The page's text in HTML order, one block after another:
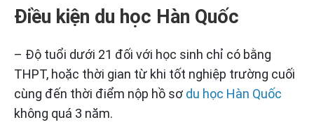
Điều kiện du học Hàn Quốc
– Độ tuổi dưới 21 đối với học sinh chỉ có bằng
THPT, hoặc thời gian từ khi tốt nghiệp trường cuối
cùng đến thời điểm nộp hồ sơ du học Hàn Quốc
không quá 3 năm.